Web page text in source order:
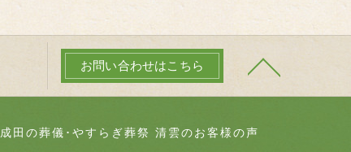
お問い合わせはこちら
成田の葬儀･やすらぎ葬祭 清雲のお客様の声